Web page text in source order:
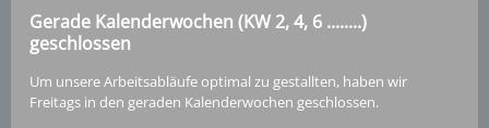
Gerade Kalenderwochen (KW 2, 4, 6 ........)
geschlossen
Um unsere Arbeitsabläufe optimal zu gestallten, haben wir
Freitags in den geraden Kalenderwochen geschlossen.